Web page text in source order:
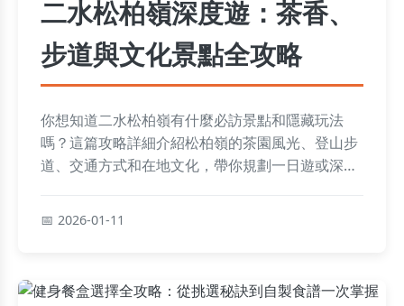
二水松柏嶺深度遊：茶香、
步道與文化景點全攻略
你想知道二水松柏嶺有什麼必訪景點和隱藏玩法
嗎？這篇攻略詳細介紹松柏嶺的茶園風光、登山步
道、交通方式和在地文化，帶你規劃一日遊或深度
2026-01-11